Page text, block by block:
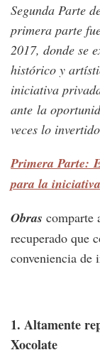
Segunda Parte
primera parte
2017, donde se
histórico y
iniciativa
ante la
veces lo
Primera Parte:
para la
Obras comparte
recuperado que
conveniencia de
1. Altamente
Xocolate